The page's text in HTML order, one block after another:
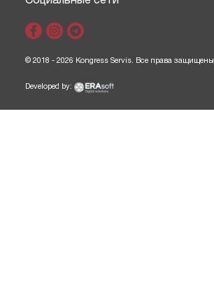
© 2018 - 2026 Kongress Servis. Все права защищены.
Developed by: